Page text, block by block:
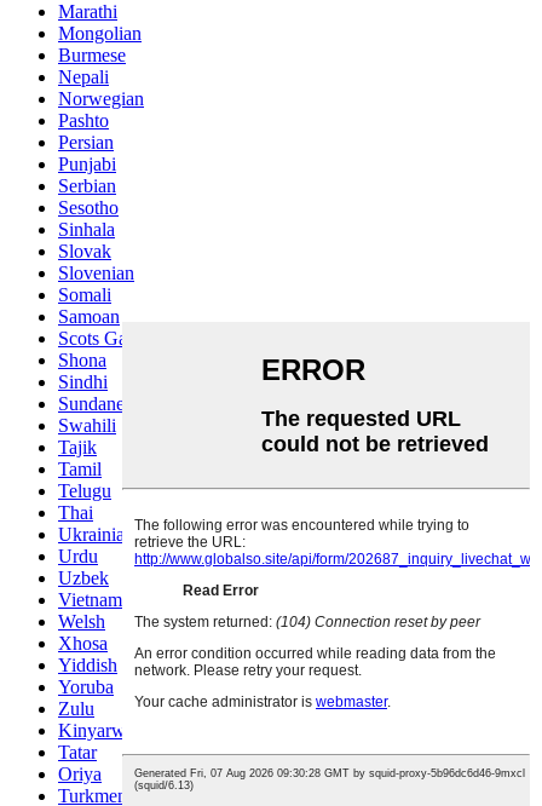
Marathi
Mongolian
Burmese
Nepali
Norwegian
Pashto
Persian
Punjabi
Serbian
Sesotho
Sinhala
Slovak
Slovenian
Somali
Samoan
Scots Gaelic
Shona
Sindhi
Sundanese
Swahili
Tajik
Tamil
Telugu
Thai
Ukrainian
Urdu
Uzbek
Vietnamese
Welsh
Xhosa
Yiddish
Yoruba
Zulu
Kinyarwanda
Tatar
Oriya
Turkmen